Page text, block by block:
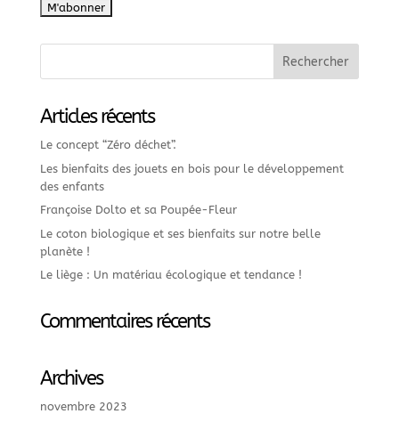
Articles récents
Le concept “Zéro déchet”.
Les bienfaits des jouets en bois pour le développement
des enfants
Françoise Dolto et sa Poupée-Fleur
Le coton biologique et ses bienfaits sur notre belle
planète !
Le liège : Un matériau écologique et tendance !
Commentaires récents
Archives
novembre 2023